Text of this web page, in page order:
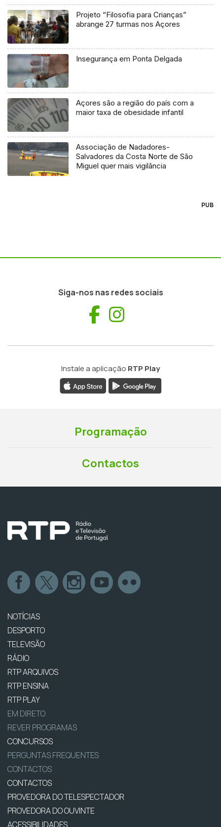
Projeto “Filosofia para Crianças”
abrange 27 turmas nos Açores
Insegurança em Ponta Delgada
Açores são a região do país com a
maior taxa de obesidade infantil
Associação de Nadadores-
Salvadores da Costa Norte de São
Miguel quer mais vigilância
PUB
Siga-nos nas redes sociais
Facebook
Instale a aplicação RTP Play
Programação
Contactos
NOTÍCIAS
DESPORTO
TELEVISÃO
RÁDIO
RTP ARQUIVOS
RTP ENSINA
RTP PLAY
EM DIRETO
REVER PROGRAMAS
CONCURSOS
PERGUNTAS FREQUENTES
CONTACTOS
CONTACTOS
PROVEDORA DO TELESPECTADOR
PROVEDORA DO OUVINTE
ACESSIBILIDADES